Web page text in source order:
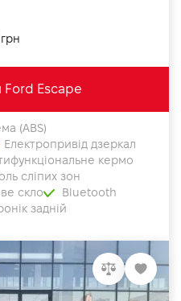
Ford Escape
(ABS)
Електропривід дзеркал
кермо
сліпих зон
скло
Bluetooth
задній